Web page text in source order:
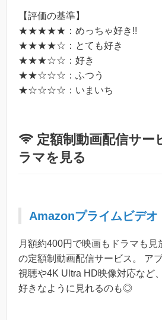
【評価の基準】
★★★★★：めっちゃ好き!!
★★★★☆：とても好き
★★★☆☆：好き
★★☆☆☆：ふつう
★☆☆☆☆：いまいち
定額制動画配信サー
ラマを見る
Amazonプライムビデオ
月額約400円で映画もドラマも見
の定額制動画配信サービス。 ア
視聴や4K Ultra HD映像対応など
好きなように見れるのも◎